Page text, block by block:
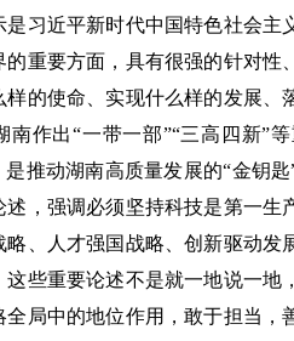
是习近平新时代中国特色社会主
的重要方面，具有很强的针对
样的使命、实现什么样的发展
南作出“一带一部”“三高四新”
是推动湖南高质量发展的“金钥
述，强调必须坚持科技是第一生
略、人才强国战略、创新驱动
这些重要论述不是就一地说一
全局中的地位作用，敢于担当